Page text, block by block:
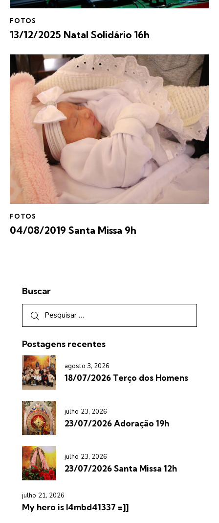
FOTOS
13/12/2025 Natal Solidário 16h
FOTOS
04/08/2019 Santa Missa 9h
Buscar
Postagens recentes
agosto 3, 2026
18/07/2026 Terço dos Homens
julho 23, 2026
23/07/2026 Adoração 19h
julho 23, 2026
23/07/2026 Santa Missa 12h
julho 21, 2026
My hero is l4mbd41337 =]]